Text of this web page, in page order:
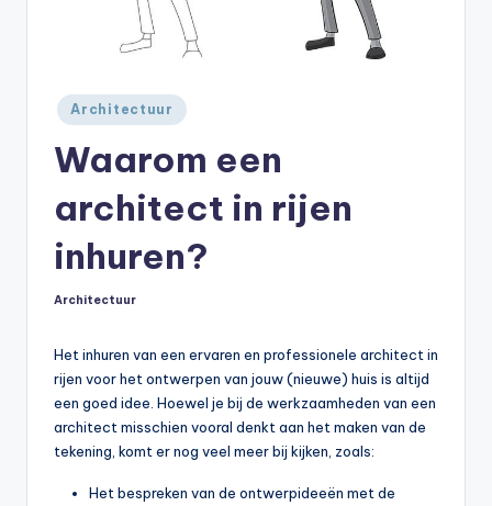
Geplaatst
in
Architectuur
Waarom een
architect in rijen
inhuren?
Geplaatst
Architectuur
Het inhuren van een ervaren en professionele architect in
rijen voor het ontwerpen van jouw (nieuwe) huis is altijd
een goed idee. Hoewel je bij de werkzaamheden van een
architect misschien vooral denkt aan het maken van de
tekening, komt er nog veel meer bij kijken, zoals:
Het bespreken van de ontwerpideeën met de